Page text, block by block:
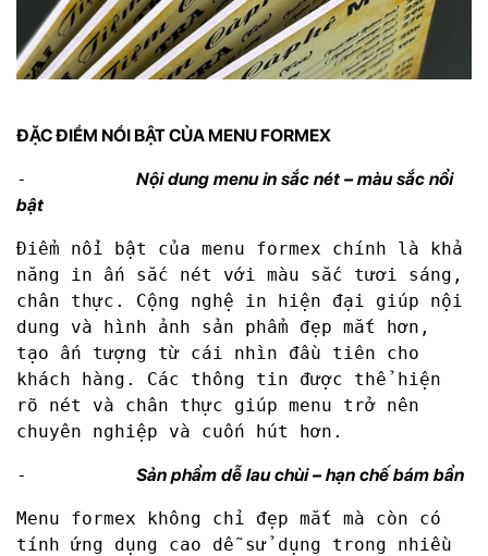
ĐẶC ĐIỂM NỔI BẬT CỦA MENU FORMEX
- Nội dung menu in sắc nét – màu sắc nổi
bật
Điểm nổi bật của menu formex chính là khả
năng in ấn sắc nét với màu sắc tươi sáng,
chân thực. Cộng nghệ in hiện đại giúp nội
dung và hình ảnh sản phẩm đẹp mắt hơn,
tạo ấn tượng từ cái nhìn đầu tiên cho
khách hàng. Các thông tin được thể hiện
rõ nét và chân thực giúp menu trở nên
chuyên nghiệp và cuốn hút hơn.
- Sản phẩm dễ lau chùi – hạn chế bám bẩn
Menu formex không chỉ đẹp mắt mà còn có
tính ứng dụng cao dễ sử dụng trong nhiều